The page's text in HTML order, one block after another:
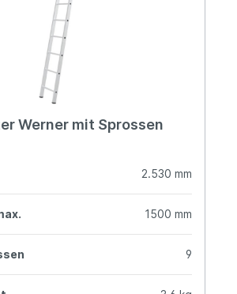
Werner mit Sprossen
2.530 mm
1500 mm
9